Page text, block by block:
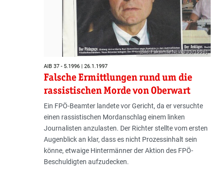
(Bild: Faksimile NEWS 35/1996)
AIB 37 - 5.1996 | 26.1.1997
Falsche Ermittlungen rund um die
rassistischen Morde von Oberwart
Ein FPÖ-Beamter landete vor Gericht, da er versuchte
einen rassistischen Mordanschlag einem linken
Journalisten anzulasten. Der Richter stellte vom ersten
Augenblick an klar, dass es nicht Prozessinhalt sein
könne, etwaige Hintermänner der Aktion des FPÖ-
Beschuldigten aufzudecken.